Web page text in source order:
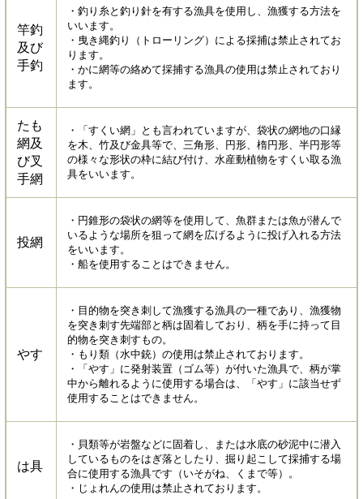
竿釣
及び
手釣
・釣り糸と釣り針を有する漁具を使用し、漁獲する方法を
いいます。
・曳き縄釣り（トローリング）による採捕は禁止されてお
ります。
・かに網等の絡めて採捕する漁具の使用は禁止されており
ます。
たも
網及
び叉
手網
・「すくい網」とも言われていますが、袋状の網地の口縁
を木、竹及び金具等で、三角形、円形、楕円形、半円形等
の様々な形状の枠に結び付け、水産動植物をすくい取る漁
具をいいます。
投網
・円錐形の袋状の網等を使用して、魚群または魚が潜んで
いるような場所を狙って網を広げるように投げ入れる方法
をいいます。
・船を使用することはできません。
やす
・目的物を突き刺して漁獲する漁具の一種であり、漁獲物
を突き刺す先端部と柄は固着しており、柄を手に持って目
的物を突き刺すもの。
・もり類（水中銃）の使用は禁止されております。
・「やす」に発射装置（ゴム等）が付いた漁具で、柄が掌
中から離れるように使用する場合は、「やす」に該当せず
使用することはできません。
は具
・貝類等が岩盤などに固着し、または水底の砂泥中に潜入
しているものをはぎ落としたり、掘り起こして採捕する場
合に使用する漁具です（いそがね、くまで等）。
・じょれんの使用は禁止されております。